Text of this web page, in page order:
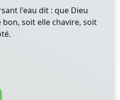
l'eau dit : que Dieu
soit elle chavire, soit